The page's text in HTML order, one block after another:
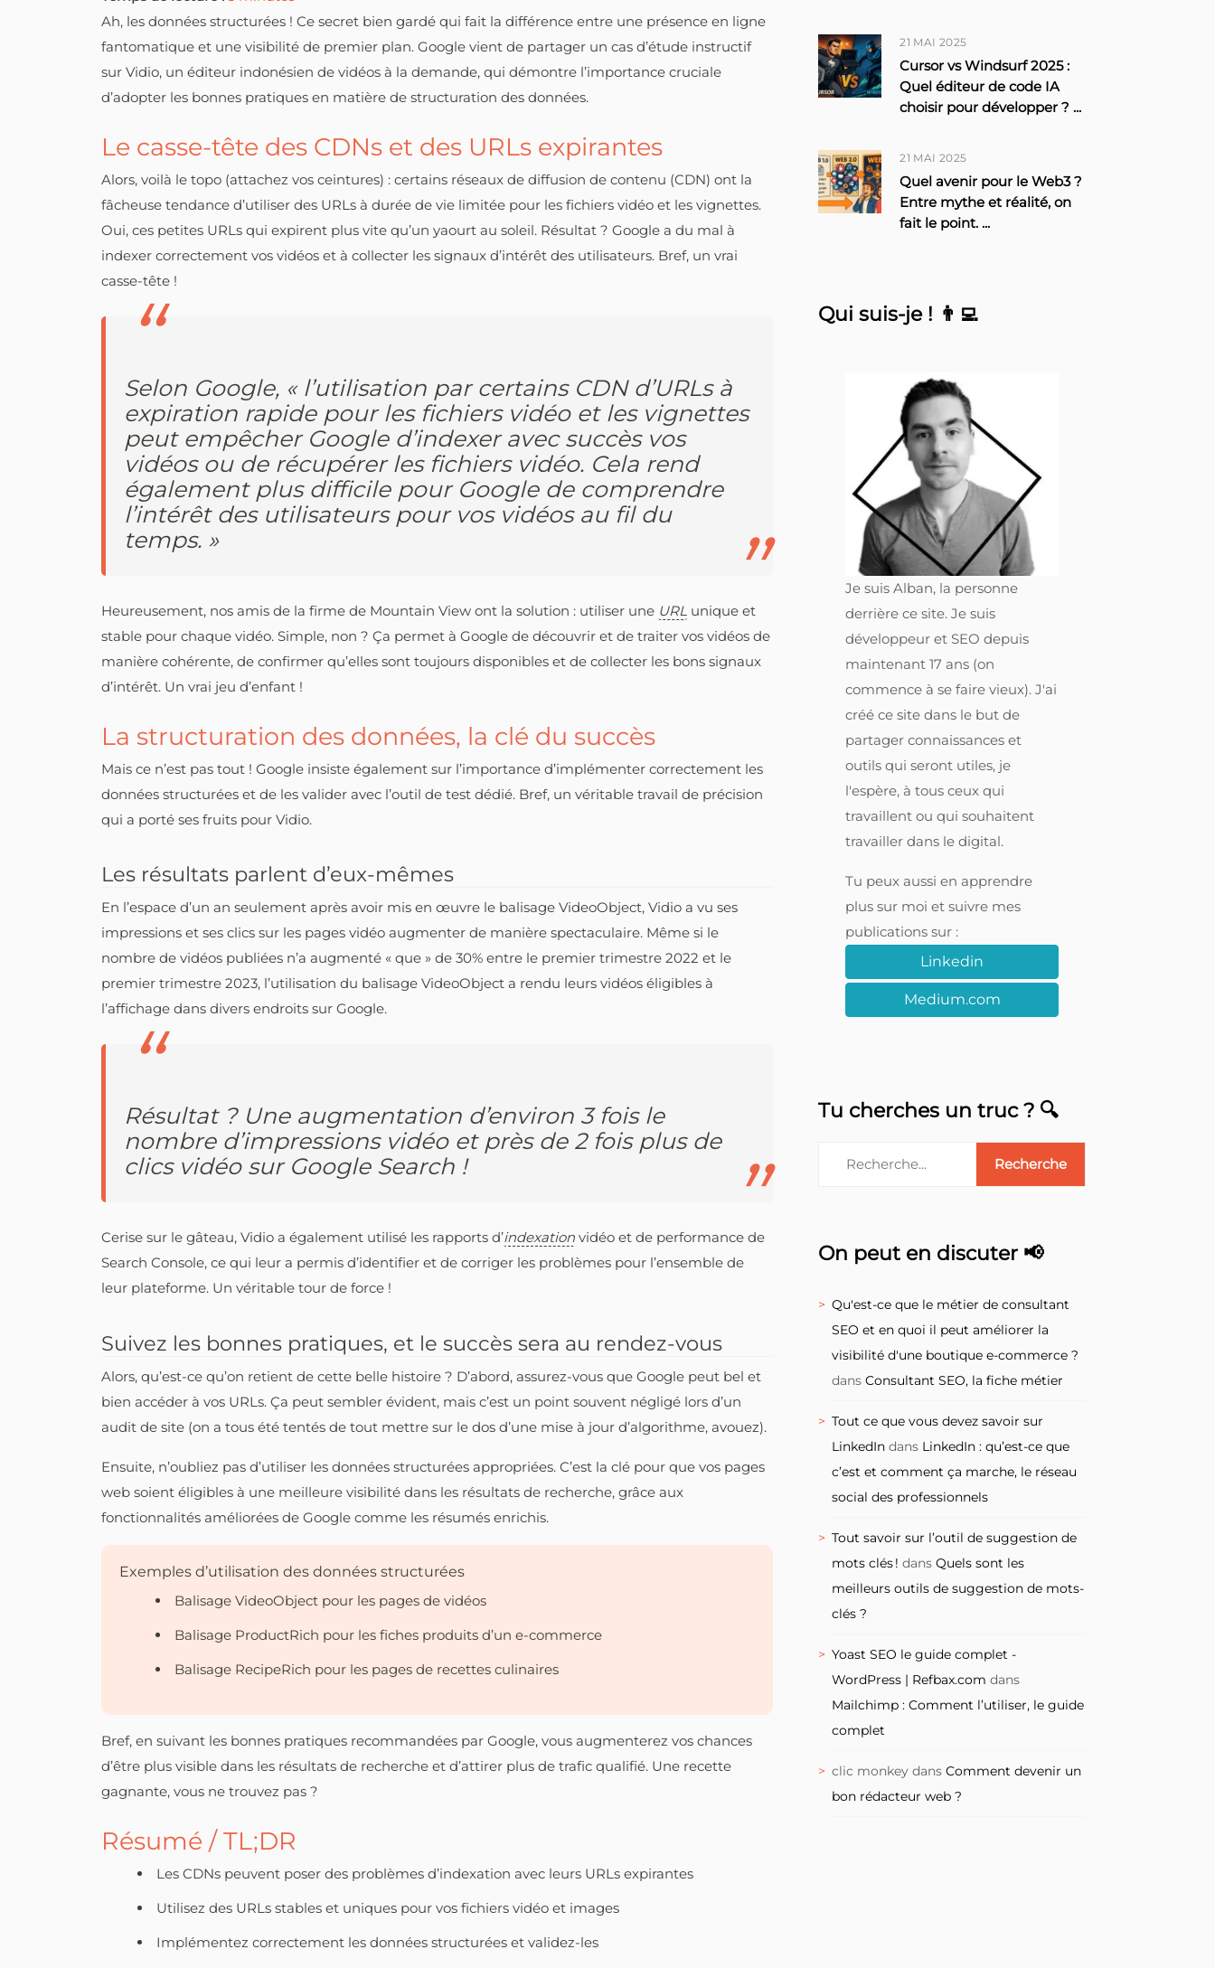
Ah, les données structurées ! Ce secret bien gardé qui fait la différence entre une présence en ligne
fantomatique et une visibilité de premier plan. Google vient de partager un cas d’étude instructif
sur Vidio, un éditeur indonésien de vidéos à la demande, qui démontre l’importance cruciale
d’adopter les bonnes pratiques en matière de structuration des données.
Le casse-tête des CDNs et des URLs expirantes
Alors, voilà le topo (attachez vos ceintures) : certains réseaux de diffusion de contenu (CDN) ont la
fâcheuse tendance d’utiliser des URLs à durée de vie limitée pour les fichiers vidéo et les vignettes.
Oui, ces petites URLs qui expirent plus vite qu’un yaourt au soleil. Résultat ? Google a du mal à
indexer correctement vos vidéos et à collecter les signaux d’intérêt des utilisateurs. Bref, un vrai
casse-tête !
Selon Google, « l’utilisation par certains CDN d’URLs à
expiration rapide pour les fichiers vidéo et les vignettes
peut empêcher Google d’indexer avec succès vos
vidéos ou de récupérer les fichiers vidéo. Cela rend
également plus difficile pour Google de comprendre
l’intérêt des utilisateurs pour vos vidéos au fil du
temps. »
Heureusement, nos amis de la firme de Mountain View ont la solution : utiliser une URL unique et
stable pour chaque vidéo. Simple, non ? Ça permet à Google de découvrir et de traiter vos vidéos de
manière cohérente, de confirmer qu’elles sont toujours disponibles et de collecter les bons signaux
d’intérêt. Un vrai jeu d’enfant !
La structuration des données, la clé du succès
Mais ce n’est pas tout ! Google insiste également sur l’importance d’implémenter correctement les
données structurées et de les valider avec l’outil de test dédié. Bref, un véritable travail de précision
qui a porté ses fruits pour Vidio.
Les résultats parlent d’eux-mêmes
En l’espace d’un an seulement après avoir mis en œuvre le balisage VideoObject, Vidio a vu ses
impressions et ses clics sur les pages vidéo augmenter de manière spectaculaire. Même si le
nombre de vidéos publiées n’a augmenté « que » de 30% entre le premier trimestre 2022 et le
premier trimestre 2023, l’utilisation du balisage VideoObject a rendu leurs vidéos éligibles à
l’affichage dans divers endroits sur Google.
Résultat ? Une augmentation d’environ 3 fois le
nombre d’impressions vidéo et près de 2 fois plus de
clics vidéo sur Google Search !
Cerise sur le gâteau, Vidio a également utilisé les rapports d’indexation vidéo et de performance de
Search Console, ce qui leur a permis d’identifier et de corriger les problèmes pour l’ensemble de
leur plateforme. Un véritable tour de force !
Suivez les bonnes pratiques, et le succès sera au rendez-vous
Alors, qu’est-ce qu’on retient de cette belle histoire ? D’abord, assurez-vous que Google peut bel et
bien accéder à vos URLs. Ça peut sembler évident, mais c’est un point souvent négligé lors d’un
audit de site (on a tous été tentés de tout mettre sur le dos d’une mise à jour d’algorithme, avouez).
Ensuite, n’oubliez pas d’utiliser les données structurées appropriées. C’est la clé pour que vos pages
web soient éligibles à une meilleure visibilité dans les résultats de recherche, grâce aux
fonctionnalités améliorées de Google comme les résumés enrichis.
Exemples d’utilisation des données structurées
Balisage VideoObject pour les pages de vidéos
Balisage ProductRich pour les fiches produits d’un e-commerce
Balisage RecipeRich pour les pages de recettes culinaires
Bref, en suivant les bonnes pratiques recommandées par Google, vous augmenterez vos chances
d’être plus visible dans les résultats de recherche et d’attirer plus de trafic qualifié. Une recette
gagnante, vous ne trouvez pas ?
Résumé / TL;DR
Les CDNs peuvent poser des problèmes d’indexation avec leurs URLs expirantes
Utilisez des URLs stables et uniques pour vos fichiers vidéo et images
Implémentez correctement les données structurées et validez-les
21 MAI 2025
Cursor vs Windsurf 2025 :
Quel éditeur de code IA
choisir pour développer ? ...
21 MAI 2025
Quel avenir pour le Web3 ?
Entre mythe et réalité, on
fait le point. ...
Qui suis-je ! 👨‍💻
Je suis Alban, la personne
derrière ce site. Je suis
développeur et SEO depuis
maintenant 17 ans (on
commence à se faire vieux). J'ai
créé ce site dans le but de
partager connaissances et
outils qui seront utiles, je
l'espère, à tous ceux qui
travaillent ou qui souhaitent
travailler dans le digital.
Tu peux aussi en apprendre
plus sur moi et suivre mes
publications sur :
Linkedin
Medium.com
Tu cherches un truc ? 🔍
On peut en discuter 📢
Qu'est-ce que le métier de consultant
SEO et en quoi il peut améliorer la
visibilité d'une boutique e-commerce ?
dansConsultant SEO, la fiche métier
Tout ce que vous devez savoir sur
LinkedIn dans LinkedIn : qu’est-ce que
c’est et comment ça marche, le réseau
social des professionnels
Tout savoir sur l’outil de suggestion de
mots clés ! dansQuels sont les
meilleurs outils de suggestion de mots-
clés ?
Yoast SEO le guide complet -
WordPress | Refbax.com dans
Mailchimp : Comment l’utiliser, le guide
complet
clic monkey dansComment devenir un
bon rédacteur web ?